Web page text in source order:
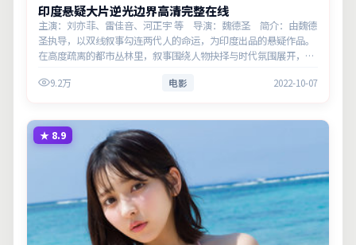
印度悬疑大片逆光边界高清完整在线
主演：刘亦菲、雷佳音、河正宇 等 导演：魏德圣 简介：由魏德
圣执导，以双线叙事勾连两代人的命运，为印度出品的悬疑作品。
在高度疏离的都市丛林里，叙事围绕人物抉择与时代氛围展开，节
现实意义。
9.2万 电影 2022-10-07
★ 8.9